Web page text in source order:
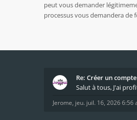
peut vous demander
processus vous demandera de
Jerome, jeu. juil. 16, 2026 6:56